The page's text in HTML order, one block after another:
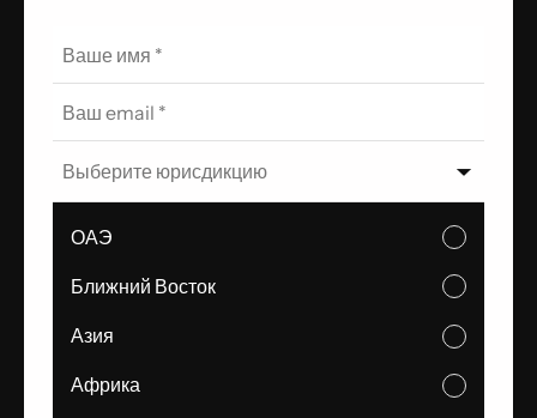
Выберите юрисдикцию
ОАЭ
Ближний Восток
Азия
Африка